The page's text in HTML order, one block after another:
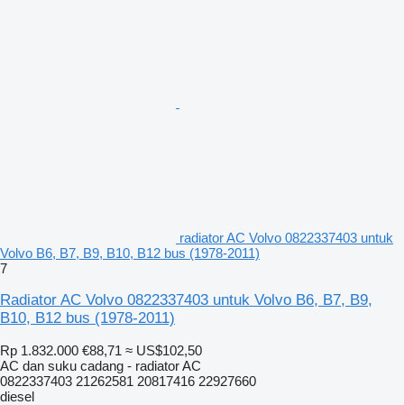
radiator AC Volvo 0822337403 untuk
Volvo B6, B7, B9, B10, B12 bus (1978-2011)
7
Radiator AC Volvo 0822337403 untuk Volvo B6, B7, B9,
B10, B12 bus (1978-2011)
Rp 1.832.000 €88,71 ≈ US$102,50
AC dan suku cadang - radiator AC
0822337403 21262581 20817416 22927660
diesel